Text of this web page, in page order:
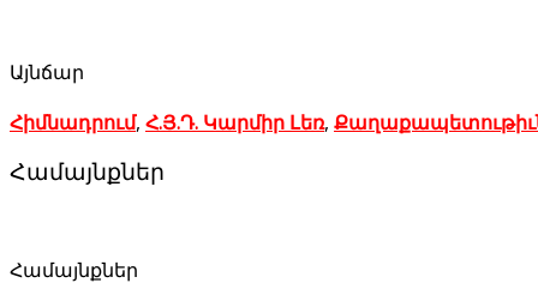
Այնճար
Հիմնադրում, Հ.Յ.Դ. Կարմիր Լեռ,
Համայնքներ
Համայնքներ